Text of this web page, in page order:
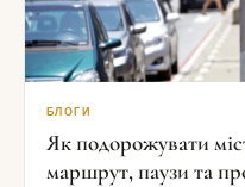
БЛОГИ
Як подорожувати
маршрут, паузи та